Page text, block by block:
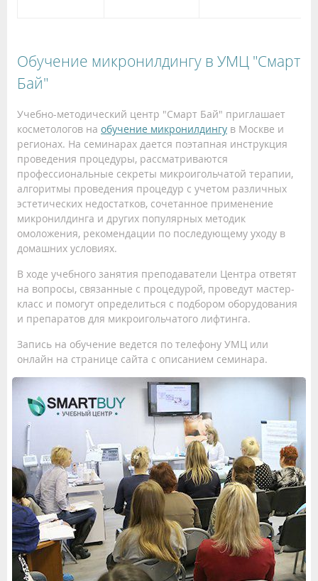
Обучение микронилдингу в УМЦ "Смарт
Бай"
Учебно-методический центр "Смарт Бай" приглашает
косметологов на обучение микронилдингу в Москве и
регионах. На семинарах дается поэтапная инструкция
проведения процедуры, рассматриваются
профессиональные секреты микроигольчатой терапии,
алгоритмы проведения процедур с учетом различных
эстетических недостатков, сочетанное применение
микронилдинга и других популярных методик
омоложения, рекомендации по последующему уходу в
домашних условиях.
В ходе учебного занятия преподаватели Центра ответят
на вопросы, связанные с процедурой, проведут мастер-
класс и помогут определиться с подбором оборудования
и препаратов для микроигольчатого лифтинга.
Запись на обучение ведется по телефону УМЦ или
онлайн на странице сайта с описанием семинара.